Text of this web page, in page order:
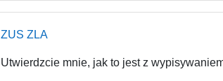
ZUS ZLA
Utwierdzcie mnie, jak to jest z